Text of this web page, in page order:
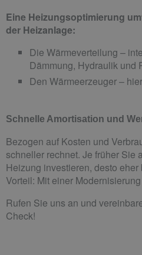
Eine Heizungsoptimierung
der Heizanlage:
Die Wärmeverteilung –
Dämmung, Hydraulik und
Den Wärmeerzeuger –
Schnelle Amortisation und
Bezogen auf Kosten und
schneller rechnet. Je früher Sie
Heizung investieren, desto
Vorteil: Mit einer
Rufen Sie uns an und
Check!